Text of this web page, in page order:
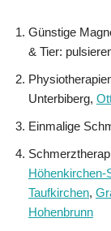
Günstige
& Tier:
Unterbiberg,
Einmalige
Höhenkirchen-
Taufkirchen,
Hohenbrunn